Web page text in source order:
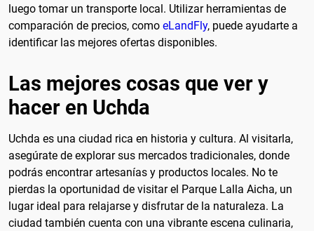
luego tomar un transporte local. Utilizar herramientas de
comparación de precios, como eLandFly, puede ayudarte a
identificar las mejores ofertas disponibles.
Las mejores cosas que ver y
hacer en Uchda
Uchda es una ciudad rica en historia y cultura. Al visitarla,
asegúrate de explorar sus mercados tradicionales, donde
podrás encontrar artesanías y productos locales. No te
pierdas la oportunidad de visitar el Parque Lalla Aicha, un
lugar ideal para relajarse y disfrutar de la naturaleza. La
ciudad también cuenta con una vibrante escena culinaria,